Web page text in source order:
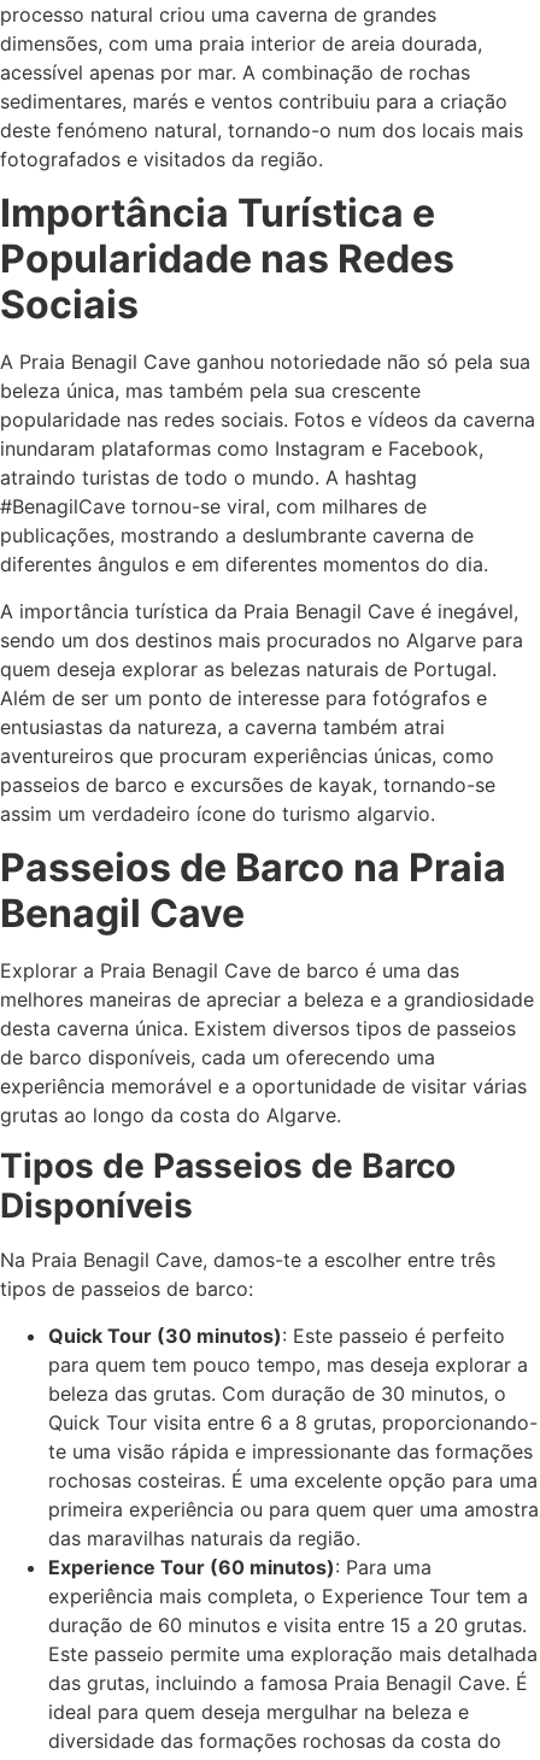
processo natural criou uma caverna de grandes
dimensões, com uma praia interior de areia dourada,
acessível apenas por mar. A combinação de rochas
sedimentares, marés e ventos contribuiu para a criação
deste fenómeno natural, tornando-o num dos locais mais
fotografados e visitados da região.
Importância Turística e
Popularidade nas Redes
Sociais
A Praia Benagil Cave ganhou notoriedade não só pela sua
beleza única, mas também pela sua crescente
popularidade nas redes sociais. Fotos e vídeos da caverna
inundaram plataformas como Instagram e Facebook,
atraindo turistas de todo o mundo. A hashtag
#BenagilCave tornou-se viral, com milhares de
publicações, mostrando a deslumbrante caverna de
diferentes ângulos e em diferentes momentos do dia.
A importância turística da Praia Benagil Cave é inegável,
sendo um dos destinos mais procurados no Algarve para
quem deseja explorar as belezas naturais de Portugal.
Além de ser um ponto de interesse para fotógrafos e
entusiastas da natureza, a caverna também atrai
aventureiros que procuram experiências únicas, como
passeios de barco e excursões de kayak, tornando-se
assim um verdadeiro ícone do turismo algarvio.
Passeios de Barco na Praia
Benagil Cave
Explorar a Praia Benagil Cave de barco é uma das
melhores maneiras de apreciar a beleza e a grandiosidade
desta caverna única. Existem diversos tipos de passeios
de barco disponíveis, cada um oferecendo uma
experiência memorável e a oportunidade de visitar várias
grutas ao longo da costa do Algarve.
Tipos de Passeios de Barco
Disponíveis
Na Praia Benagil Cave, damos-te a escolher entre três
tipos de passeios de barco:
Quick Tour (30 minutos): Este passeio é perfeito
para quem tem pouco tempo, mas deseja explorar a
beleza das grutas. Com duração de 30 minutos, o
Quick Tour visita entre 6 a 8 grutas, proporcionando-
te uma visão rápida e impressionante das formações
rochosas costeiras. É uma excelente opção para uma
primeira experiência ou para quem quer uma amostra
das maravilhas naturais da região.
Experience Tour (60 minutos): Para uma
experiência mais completa, o Experience Tour tem a
duração de 60 minutos e visita entre 15 a 20 grutas.
Este passeio permite uma exploração mais detalhada
das grutas, incluindo a famosa Praia Benagil Cave. É
ideal para quem deseja mergulhar na beleza e
diversidade das formações rochosas da costa do